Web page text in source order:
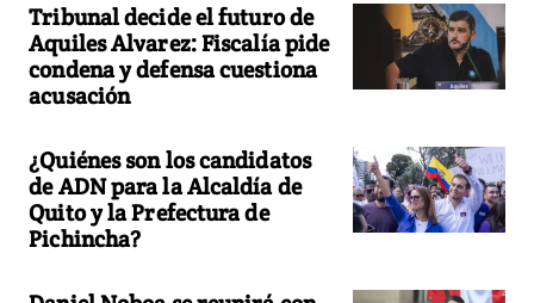
Tribunal decide el futuro de
Aquiles Alvarez: Fiscalía pide
condena y defensa cuestiona
acusación
¿Quiénes son los candidatos
de ADN para la Alcaldía de
Quito y la Prefectura de
Pichincha?